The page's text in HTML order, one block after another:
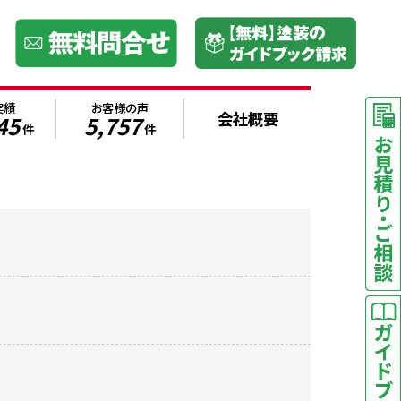
績
件
お客様の声
5,757件 会社概要